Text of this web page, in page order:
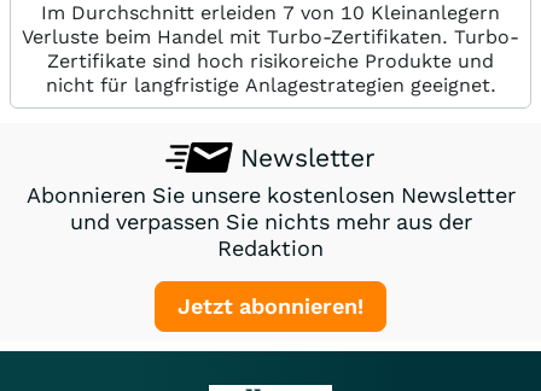
Im Durchschnitt erleiden 7 von 10 Kleinanlegern
Verluste beim Handel mit Turbo-Zertifikaten. Turbo-
Zertifikate sind hoch risikoreiche Produkte und
nicht für langfristige Anlagestrategien geeignet.
Newsletter
Abonnieren Sie unsere kostenlosen Newsletter
und verpassen Sie nichts mehr aus der
Redaktion
Jetzt abonnieren!